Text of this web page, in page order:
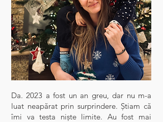
Da. 2023 a fost un an greu, dar nu m-a
luat neapărat prin surprindere. Știam că
îmi va testa niște limite. Au fost mai